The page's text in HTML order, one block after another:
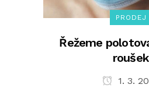
PRODEJ
Řežeme
roušek
1. 3.